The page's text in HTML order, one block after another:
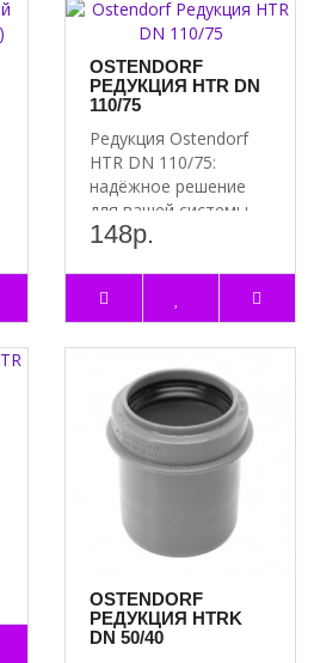
OSTENDORF
РЕДУКЦИЯ HTR DN
110/75
Редукция Ostendorf
HTR DN 110/75:
надёжное решение
для вашей системы
Преимущества
148р.
OSTENDORF
РЕДУКЦИЯ HTRK
DN 50/40